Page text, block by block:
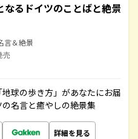
なるドイツのことばと絶景
言＆絶景
売
球の歩き方」があなたにお届
名言と癒やしの絶景集
詳細を見る